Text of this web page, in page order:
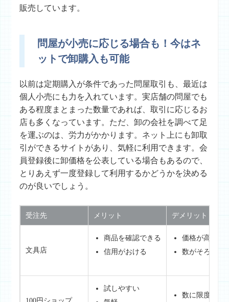
販売しています。
問屋が小売に応じる場合も！今はネ
ットで卸購入も可能
以前は定期購入が条件であった問屋取引も、最近は
個人小売にも力を入れています。実店舗の問屋でも
ある程度まとまった数量であれば、取引に応じるお
店も多くなっています。ただ、卸の会社を調べて足
を運ぶのは、労力がかかります。ネット上にも卸取
引ができるサイトがあり、気軽に利用できます。会
員登録後に卸価格を公表している場合もあるので、
とりあえず一度登録して利用するかどうかを決める
のが良いでしょう。
受注先 メリット デメリット
文具店
商品を確認できる
信用がおける
価格が高い
数がそろわな
試しやすい
数に限度があ